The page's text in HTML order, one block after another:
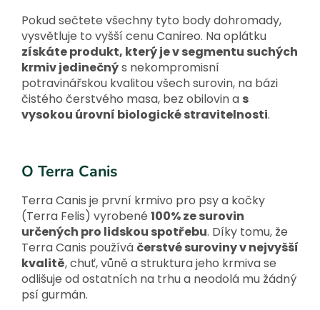
Pokud sečtete všechny tyto body dohromady,
vysvětluje to vyšší cenu Canireo. Na oplátku
získáte produkt, který je v segmentu suchých
krmiv jedinečnýs nekompromisní
potravinářskou kvalitou všech surovin, na bázi
čistého čerstvého masa, bez obilovin a s
vysokou úrovní biologické stravitelnosti.
O Terra Canis
Terra Canis je první krmivo pro psy a kočky
(Terra Felis) vyrobené 100% ze surovin
určených pro lidskou spotřebu. Díky tomu, že
Terra Canis používá čerstvé suroviny v nejvyšší
kvalitě, chuť, vůně a struktura jeho krmiva se
odlišuje od ostatních na trhu a neodolá mu žádný
psí gurmán.